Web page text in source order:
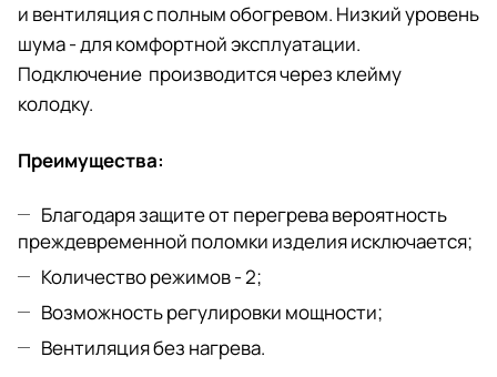
и вентиляция с полным обогревом. Низкий уровень
шума - для комфортной эксплуатации.
Подключение производится через клейму
колодку.
Преимущества:
Благодаря защите от перегрева вероятность
преждевременной поломки изделия исключается;
Количество режимов - 2;
Возможность регулировки мощности;
Вентиляция без нагрева.